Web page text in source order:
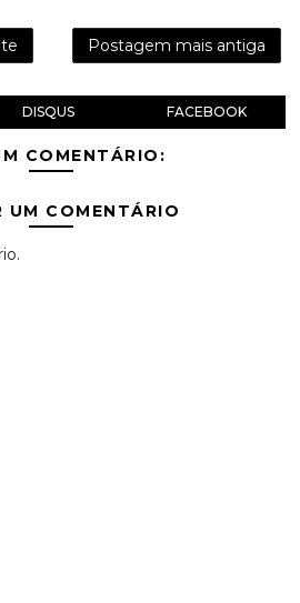
Postagem mais antiga
DISQUS FACEBOOK
COMENTÁRIO:
UM COMENTÁRIO